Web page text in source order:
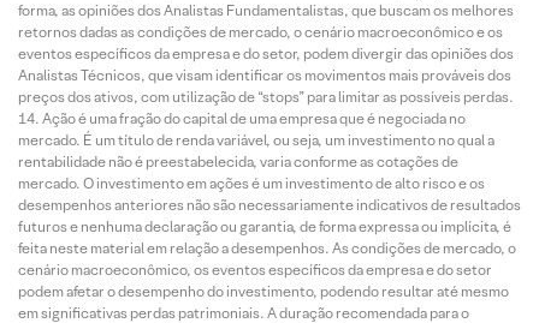
forma, as opiniões dos Analistas Fundamentalistas, que buscam os melhores
retornos dadas as condições de mercado, o cenário macroeconômico e os
eventos específicos da empresa e do setor, podem divergir das opiniões dos
Analistas Técnicos, que visam identificar os movimentos mais prováveis dos
preços dos ativos, com utilização de “stops” para limitar as possíveis perdas.
Ação é uma fração do capital de uma empresa que é negociada no
mercado. É um título de renda variável, ou seja, um investimento no qual a
rentabilidade não é preestabelecida, varia conforme as cotações de
mercado. O investimento em ações é um investimento de alto risco e os
desempenhos anteriores não são necessariamente indicativos de resultados
futuros e nenhuma declaração ou garantia, de forma expressa ou implícita, é
feita neste material em relação a desempenhos. As condições de mercado, o
cenário macroeconômico, os eventos específicos da empresa e do setor
podem afetar o desempenho do investimento, podendo resultar até mesmo
em significativas perdas patrimoniais. A duração recomendada para o